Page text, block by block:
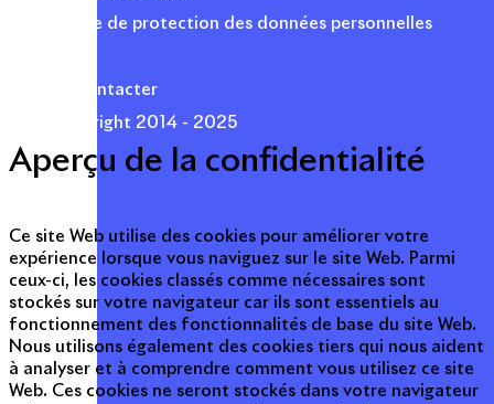
Politique de protection des données personnelles
Nous contacter
© Copyright 2014 - 2025
Aperçu de la confidentialité
Ce site Web utilise des cookies pour améliorer votre
expérience lorsque vous naviguez sur le site Web. Parmi
ceux-ci, les cookies classés comme nécessaires sont
stockés sur votre navigateur car ils sont essentiels au
fonctionnement des fonctionnalités de base du site Web.
Nous utilisons également des cookies tiers qui nous aident
à analyser et à comprendre comment vous utilisez ce site
Web. Ces cookies ne seront stockés dans votre navigateur